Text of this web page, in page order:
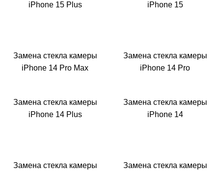
iPhone 15 Plus
iPhone 15
Замена стекла камеры
iPhone 14 Pro Max
Замена стекла камеры
iPhone 14 Pro
Замена стекла камеры
iPhone 14 Plus
Замена стекла камеры
iPhone 14
Замена стекла камеры Замена стекла камеры